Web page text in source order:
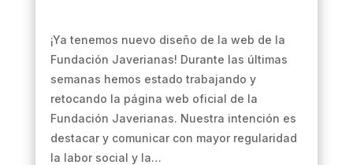
¡Ya tenemos nuevo diseño de la web de la
Fundación Javerianas! Durante las últimas
semanas hemos estado trabajando y
retocando la página web oficial de la
Fundación Javerianas. Nuestra intención es
destacar y comunicar con mayor regularidad
la labor social y la…